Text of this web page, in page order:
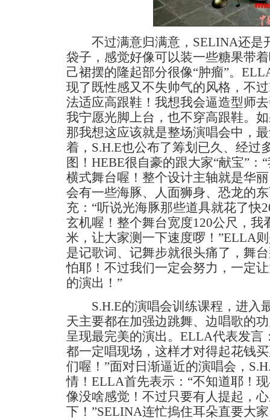
不过满意归满意，SELINA还是
袋子，感觉好像可以装一些糖果带
己裙摆的隆起部分很像“肿瘤”。
现了既性感又不失帅气的风格，不
法适应高跟鞋！我想我会逼造型师
我宁愿光脚上台，也不穿高跟鞋。
那我想这应该就是整场演唱会中，
着，S.H.E也公布了筹划已久、经过
图！HEBE很自豪的跟大家“献宝”
横式舞台喔！整个设计主轴就是华
会有一些海豚、人面狮身、恐龙的
充：“听说光海豚那些道具就花了快
玄机喔！整个舞台宽度120公尺，我
米，让大家测一下速度啰！”ELLA
是记歌词、记舞步就很头痛了，舞
怕耶！不过我们一定会努力，一定
的演出！”
S.H.E的演唱会训练课程，进入
天主要都在加强边跳舞、边唱歌的
呈现最完美的演出。ELLA代表发言
都一定唱现场，这样才对得起花钱
们喔！”面对日渐逼近的演唱会，
情！ELLA首先表示：“不知道耶！
像没啥感觉！不过只要有人提起，
下！”SELINA连忙摀住耳朵直要大